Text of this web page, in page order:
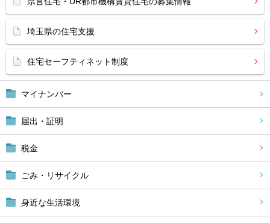
マイナンバー
届出・証明
税金
ごみ・リサイクル
身近な生活環境
埼玉県の住宅支援
住宅セーフティネット制度